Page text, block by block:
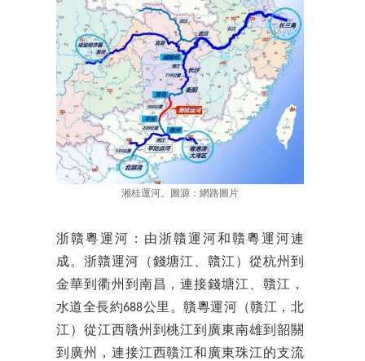
湘桂運河。圖源：網路圖片
浙贛粵運河：由浙贛運河和贛粵運河連
成。浙贛運河（錢塘江、贛江）從杭州到
金華到衢州到南昌，連接錢塘江、贛江，
水道全長約688公里。贛粵運河（贛江，北
江）從江西贛州到桃江到廣東南雄到韶關
到廣州，連接江西贛江和廣東珠江的支流